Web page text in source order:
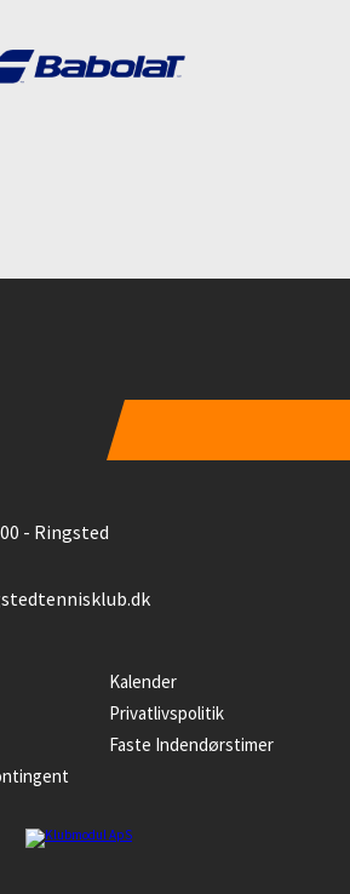
- Ringsted
Kalender
Privatlivspolitik
Faste Indendørstimer